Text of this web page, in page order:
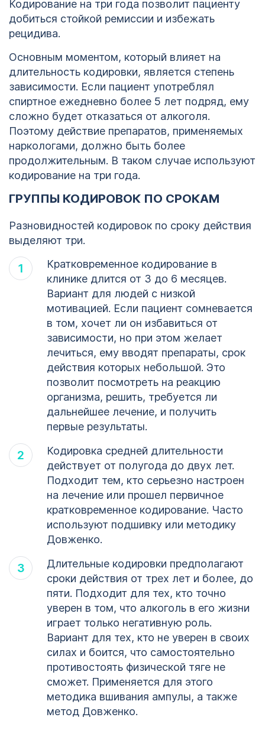
Кодирование на три года позволит пациенту
добиться стойкой ремиссии и избежать
рецидива.
Основным моментом, который влияет на
длительность кодировки, является степень
зависимости. Если пациент употреблял
спиртное ежедневно более 5 лет подряд, ему
сложно будет отказаться от алкоголя.
Поэтому действие препаратов, применяемых
наркологами, должно быть более
продолжительным. В таком случае используют
кодирование на три года.
ГРУППЫ КОДИРОВОК ПО СРОКАМ
Разновидностей кодировок по сроку действия
выделяют три.
Кратковременное кодирование в
клинике длится от 3 до 6 месяцев.
Вариант для людей с низкой
мотивацией. Если пациент сомневается
в том, хочет ли он избавиться от
зависимости, но при этом желает
лечиться, ему вводят препараты, срок
действия которых небольшой. Это
позволит посмотреть на реакцию
организма, решить, требуется ли
дальнейшее лечение, и получить
первые результаты.
Кодировка средней длительности
действует от полугода до двух лет.
Подходит тем, кто серьезно настроен
на лечение или прошел первичное
кратковременное кодирование. Часто
используют подшивку или методику
Довженко.
Длительные кодировки предполагают
сроки действия от трех лет и более, до
пяти. Подходит для тех, кто точно
уверен в том, что алкоголь в его жизни
играет только негативную роль.
Вариант для тех, кто не уверен в своих
силах и боится, что самостоятельно
противостоять физической тяге не
сможет. Применяется для этого
методика вшивания ампулы, а также
метод Довженко.